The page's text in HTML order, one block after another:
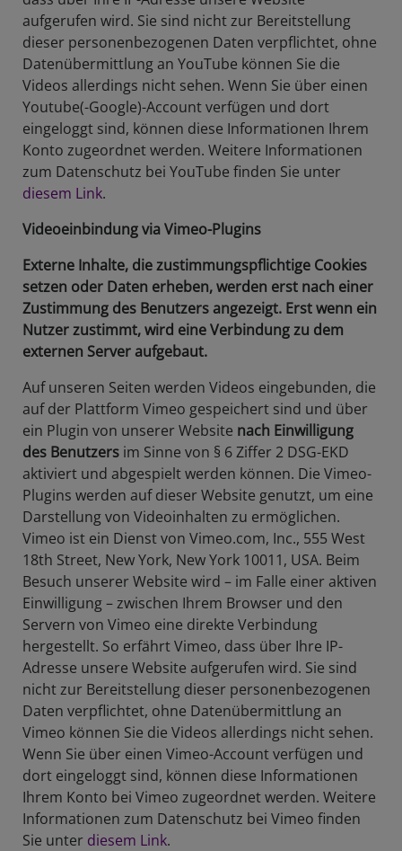
aufgerufen wird. Sie sind nicht zur Bereitstellung
dieser personenbezogenen Daten verpflichtet, ohne
Datenübermittlung an YouTube können Sie die
Videos allerdings nicht sehen. Wenn Sie über einen
Youtube(-Google)-Account verfügen und dort
eingeloggt sind, können diese Informationen Ihrem
Konto zugeordnet werden. Weitere Informationen
zum Datenschutz bei YouTube finden Sie unter
diesem Link.
Videoeinbindung via Vimeo-Plugins
Externe Inhalte, die zustimmungspflichtige Cookies
setzen oder Daten erheben, werden erst nach einer
Zustimmung des Benutzers angezeigt. Erst wenn ein
Nutzer zustimmt, wird eine Verbindung zu dem
externen Server aufgebaut.
Auf unseren Seiten werden Videos eingebunden, die
auf der Plattform Vimeo gespeichert sind und über
ein Plugin von unserer Website nach Einwilligung
des Benutzers im Sinne von § 6 Ziffer 2 DSG-EKD
aktiviert und abgespielt werden können. Die Vimeo-
Plugins werden auf dieser Website genutzt, um eine
Darstellung von Videoinhalten zu ermöglichen.
Vimeo ist ein Dienst von Vimeo.com, Inc., 555 West
18th Street, New York, New York 10011, USA. Beim
Besuch unserer Website wird – im Falle einer aktiven
Einwilligung – zwischen Ihrem Browser und den
Servern von Vimeo eine direkte Verbindung
hergestellt. So erfährt Vimeo, dass über Ihre IP-
Adresse unsere Website aufgerufen wird. Sie sind
nicht zur Bereitstellung dieser personenbezogenen
Daten verpflichtet, ohne Datenübermittlung an
Vimeo können Sie die Videos allerdings nicht sehen.
Wenn Sie über einen Vimeo-Account verfügen und
dort eingeloggt sind, können diese Informationen
Ihrem Konto bei Vimeo zugeordnet werden. Weitere
Informationen zum Datenschutz bei Vimeo finden
Sie unter diesem Link.